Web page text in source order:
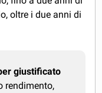
oltre i due anni di
giustificato
rendimento,